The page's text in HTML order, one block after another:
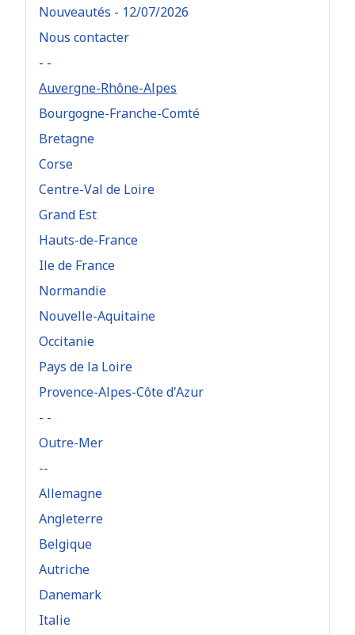
Nouveautés - 12/07/2026
Nous contacter
- -
Auvergne-Rhône-Alpes
Bourgogne-Franche-Comté
Bretagne
Corse
Centre-Val de Loire
Grand Est
Hauts-de-France
Ile de France
Normandie
Nouvelle-Aquitaine
Occitanie
Pays de la Loire
Provence-Alpes-Côte d'Azur
- -
Outre-Mer
--
Allemagne
Angleterre
Belgique
Autriche
Danemark
Italie